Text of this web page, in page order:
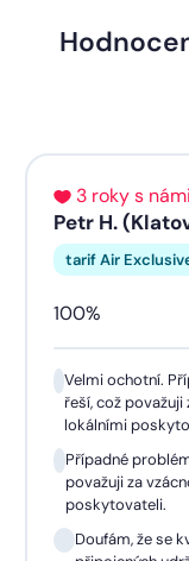
3 roky s námi
Petr H.
tarif Air
100%
Velmi ochotní.
řeší, což
lokálními
Případné
považuji za
poskytovateli.
Doufám, že se